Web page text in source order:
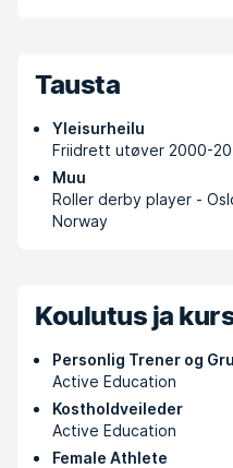
Tausta
Yleisurheilu
Friidrett utøver 2000-
Muu
Roller derby player -
Norway
Koulutus ja
Personlig Trener og
Active Education
Kostholdveileder
Active Education
Female Athlete